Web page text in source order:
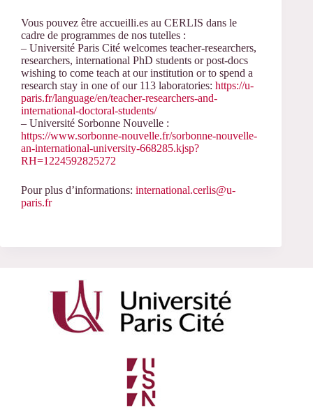
Vous pouvez être accueilli.es au CERLIS dans le
cadre de programmes de nos tutelles :
– Université Paris Cité welcomes teacher-researchers,
researchers, international PhD students or post-docs
wishing to come teach at our institution or to spend a
research stay in one of our 113 laboratories: https://u-
paris.fr/language/en/teacher-researchers-and-
international-doctoral-students/
– Université Sorbonne Nouvelle :
https://www.sorbonne-nouvelle.fr/sorbonne-nouvelle-
an-international-university-668285.kjsp?
RH=1224592825272
Pour plus d’informations: international.cerlis@u-
paris.fr